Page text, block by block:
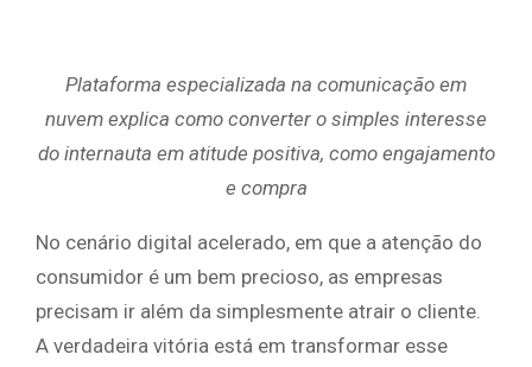
Plataforma especializada na comunicação em
nuvem explica como converter o simples interesse
do internauta em atitude positiva, como engajamento
e compra
No cenário digital acelerado, em que a atenção do
consumidor é um bem precioso, as empresas
precisam ir além da simplesmente atrair o cliente.
A verdadeira vitória está em transformar esse